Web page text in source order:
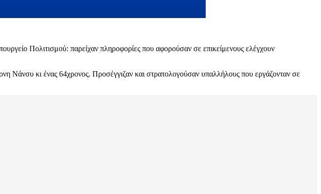
Πολιτισμού: παρείχαν πληροφορίες που αφορούσαν σε επικείμενους ελέγχουν
Νάνσυ κι ένας 64χρονος. Προσέγγιζαν και στρατολογούσαν υπαλλήλους που εργάζονταν σε